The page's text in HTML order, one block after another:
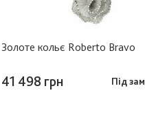
Золоте кольє Roberto Bravo
41 498 грн Під